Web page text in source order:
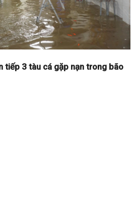
tiếp 3 tàu cá gặp nạn trong bão